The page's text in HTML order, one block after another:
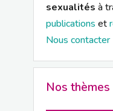
sexualités à
publications et
Nous contacter
Nos thèmes